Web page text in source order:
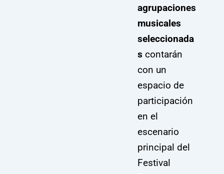
agrupaciones
musicales
seleccionada
s contarán
con un
espacio de
participación
en el
escenario
principal del
Festival